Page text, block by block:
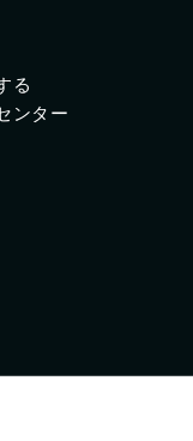
る
ンター